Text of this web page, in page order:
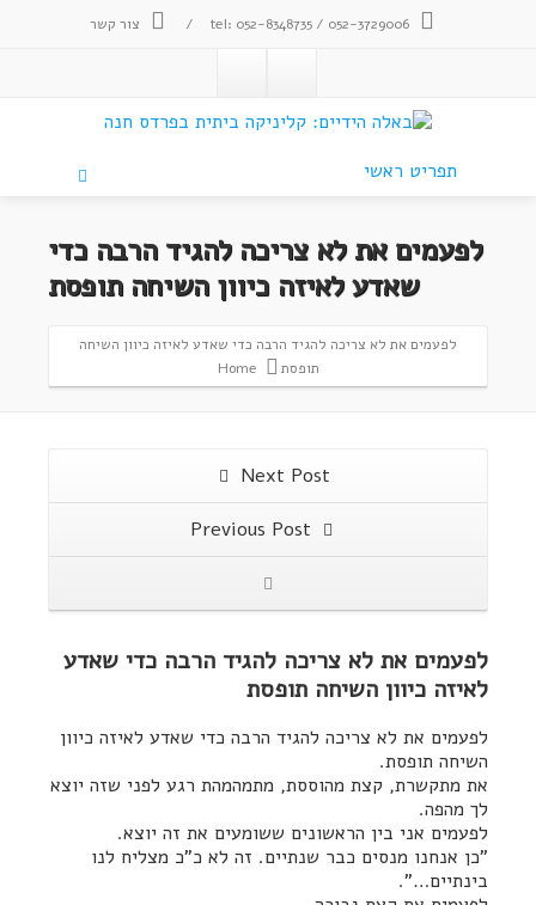
tel: 052-8348735 / 052-3729006
/ צור קשר
תפריט ראשי
לפעמים את לא צריכה להגיד הרבה כדי
שאדע לאיזה כיוון השיחה תופסת
לפעמים את לא צריכה להגיד הרבה כדי שאדע לאיזה כיוון השיחה
תופסת
Home
Next Post
לפעמים את לא צריכה להגיד הרבה כדי שאדע
לאיזה כיוון השיחה תופסת
לפעמים את לא צריכה להגיד הרבה כדי שאדע לאיזה כיוון
השיחה תופסת.
את מתקשרת, קצת מהוססת, מתמהמהת רגע לפני שזה יוצא
לך מהפה.
לפעמים אני בין הראשונים ששומעים את זה יוצא.
"כן אנחנו מנסים כבר שנתיים. זה לא כ"כ מצליח לנו
בינתיים…".